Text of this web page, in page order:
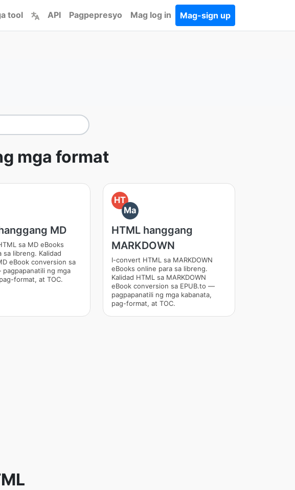
tool API Pagpepresyo Mag log in Mag-sign up
mga format
MD
sa MD eBooks
sa libreng. Kalidad
eBook conversion sa
pagpapanatili ng mga
format, at TOC.
HT
Ma
HTML hanggang
MARKDOWN
I-convert HTML sa MARKDOWN
eBooks online para sa libreng.
Kalidad HTML sa MARKDOWN
eBook conversion sa EPUB.to —
pagpapanatili ng mga kabanata,
pag-format, at TOC.